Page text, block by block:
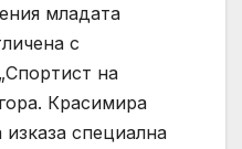
младата
с
на
Красимира
специална